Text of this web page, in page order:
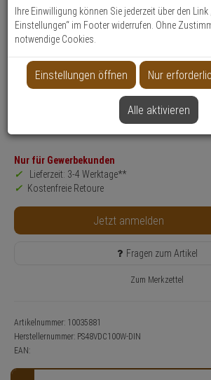
SucheProduktmerkmale
Datenblatt drucken
Produktinformationen
Netzteil, Zubehörartikel
Anwendung: Videoüberwachung
Nur für Gewerbekunden
Lieferzeit: 3-4 Werktage**
Kostenfreie Retoure
Jetzt anmelden
Fragen zum Artikel
Zum Merkzettel
Artikelnummer: 10035881
Herstellernummer: PS48VDC100W-DIN
EAN:
Ihre Einwilligung können Sie jederzeit über den
Einstellungen“ im Footer widerrufen. Ohne
notwendige Cookies.
Einstellungen öffnen Nur
Alle aktivieren